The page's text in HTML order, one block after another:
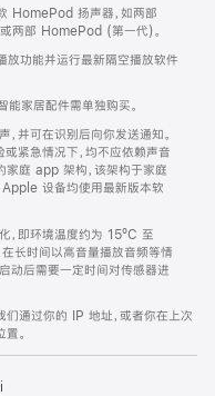
HomePod 扬声器，如两部
两部 HomePod (第一代)。
功能并运行最新隔空播放软件
家居配件需单独购买。
并可在识别后向你发送通知。
紧急情况下，均不应依赖声音
家庭 app 架构，该架构于家庭
设备均使用最新版本软
，即环境温度约为 15ºC 至
长时间以高音量播放音频等情
动后需要一定时间对传感器进
们通过你的 IP 地址，或者你在上次
。